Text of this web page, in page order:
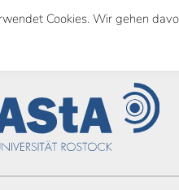
SEMESTERTICKET
Cookies. Wir gehen